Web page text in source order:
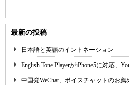
最新の投稿
日本語と英語のイントネーション
English Tone PlayerがiPhone5に対応、
中国発WeChat、ボイスチャットのお薦